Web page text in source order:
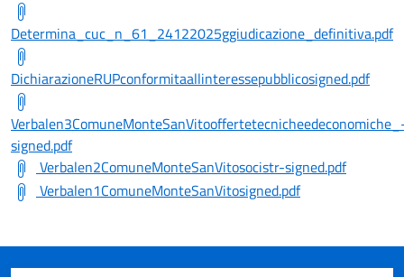
Determina_cuc_n_61_24122025ggiudicazione_definitiva.pdf
DichiarazioneRUPconformitaallinteressepubblicosigned.pdf
signed.pdf
Verbalen2ComuneMonteSanVitosocistr-signed.pdf
Verbalen1ComuneMonteSanVitosigned.pdf